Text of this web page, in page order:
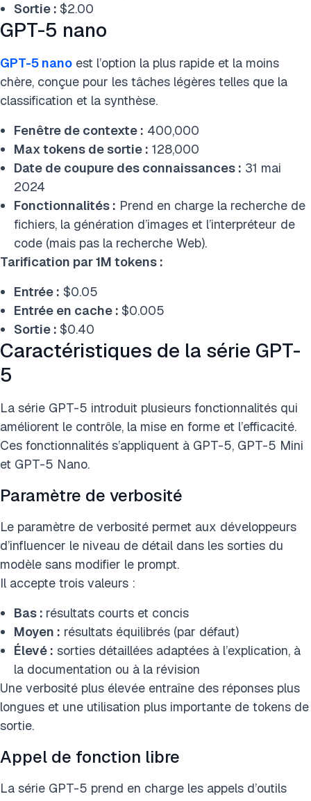
Sortie : $2.00
GPT-5 nano
GPT-5 nano est l’option la plus rapide et la moins
chère, conçue pour les tâches légères telles que la
classification et la synthèse.
Fenêtre de contexte : 400,000
Max tokens de sortie : 128,000
Date de coupure des connaissances : 31 mai
2024
Fonctionnalités : Prend en charge la recherche de
fichiers, la génération d’images et l’interpréteur de
code (mais pas la recherche Web).
Tarification par 1M tokens :
Entrée : $0.05
Entrée en cache : $0.005
Sortie : $0.40
Caractéristiques de la série GPT-
5
La série GPT-5 introduit plusieurs fonctionnalités qui
améliorent le contrôle, la mise en forme et l’efficacité.
Ces fonctionnalités s’appliquent à GPT-5, GPT-5 Mini
et GPT-5 Nano.
Paramètre de verbosité
Le paramètre de verbosité permet aux développeurs
d’influencer le niveau de détail dans les sorties du
modèle sans modifier le prompt.
Il accepte trois valeurs :
Bas : résultats courts et concis
Moyen : résultats équilibrés (par défaut)
Élevé : sorties détaillées adaptées à l’explication, à
la documentation ou à la révision
Une verbosité plus élevée entraîne des réponses plus
longues et une utilisation plus importante de tokens de
sortie.
Appel de fonction libre
La série GPT-5 prend en charge les appels d’outils